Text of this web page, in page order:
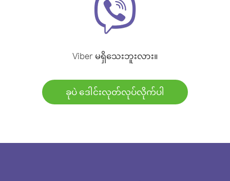
Viber မရှိသေးဘူးလား။
ခုပဲ ဒေါင်းလုတ်လုပ်လိုက်ပါ